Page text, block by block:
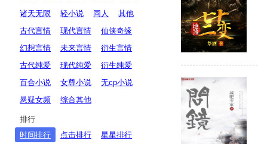
诸天无限
轻小说 同人
其他
古代言情
现代言情
仙侠奇缘
幻想言情
未来言情
衍生言情
古代纯爱
现代纯爱
衍生纯爱
百合小说
女尊小说
无cp小说
悬疑女频
综合其他
排行
时间排行
点击排行
星星排行